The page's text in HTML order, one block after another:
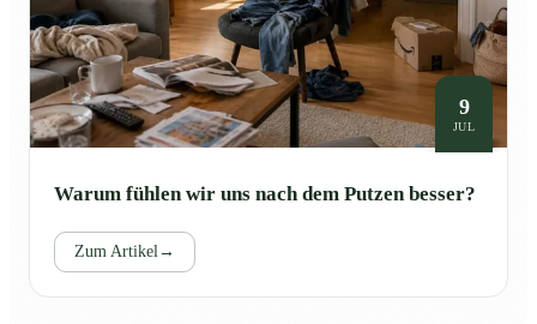
9
JUL
Warum fühlen wir uns nach dem Putzen besser?
Zum Artikel→